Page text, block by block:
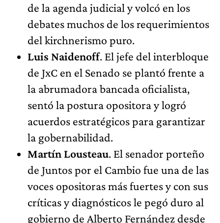
de la agenda judicial y volcó en los
debates muchos de los requerimientos
del kirchnerismo puro.
Luis Naidenoff. El jefe del interbloque
de JxC en el Senado se plantó frente a
la abrumadora bancada oficialista,
sentó la postura opositora y logró
acuerdos estratégicos para garantizar
la gobernabilidad.
Martín Lousteau. El senador porteño
de Juntos por el Cambio fue una de las
voces opositoras más fuertes y con sus
críticas y diagnósticos le pegó duro al
gobierno de Alberto Fernández desde